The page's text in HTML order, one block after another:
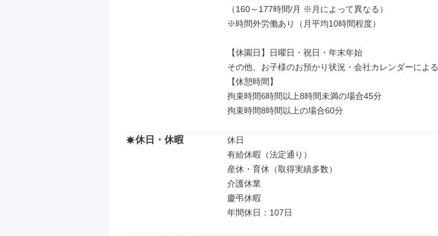
（160～177時間/月 ※月によって異なる）
※時間外労働あり（月平均10時間程度）
【休園日】日曜日・祝日・年末年始
その他、お子様のお預かり状況・会社カレンダーによる
【休憩時間】
拘束時間6時間以上8時間未満の場合45分
拘束時間8時間以上の場合60分
休日・休暇
休日
有給休暇（法定通り）
産休・育休（取得実績多数）
介護休業
慶弔休暇
年間休日：107日